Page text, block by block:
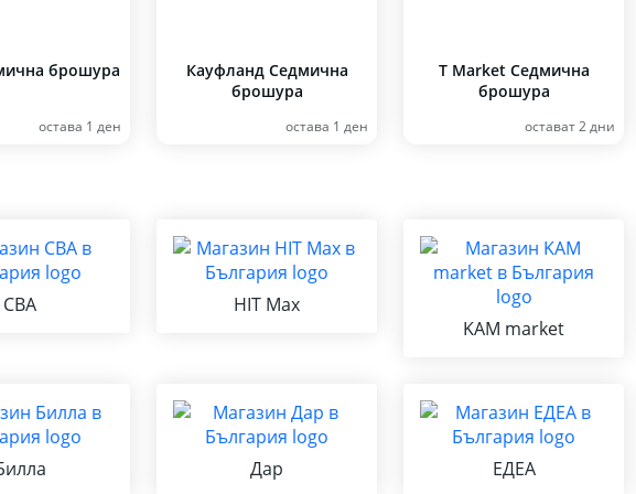
брошура
остава 1 ден
Кауфланд Седмична
брошура
остава 1 ден
T Market Седмична
брошура
остават 2 дни
CBA
HIT Max
KAM market
Дар ЕДЕА